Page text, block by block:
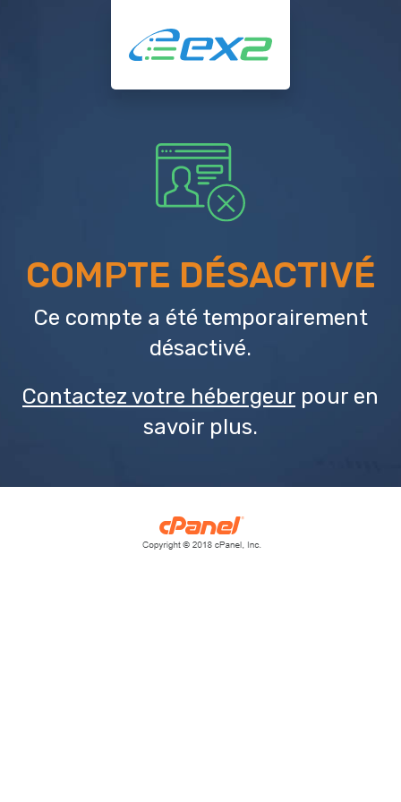
COMPTE DÉSACTIVÉ
Ce compte a été temporairement
désactivé.
Contactez votre hébergeur pour en
savoir plus.